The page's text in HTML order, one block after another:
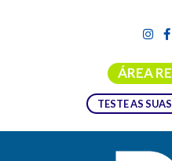
ÁREA
TESTE AS